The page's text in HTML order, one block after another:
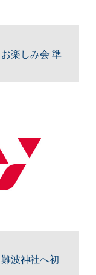
楽しみ会 準
波神社へ初